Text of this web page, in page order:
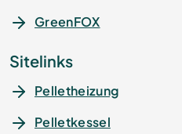
GreenFOX
Sitelinks
Pelletheizung
Pelletkessel